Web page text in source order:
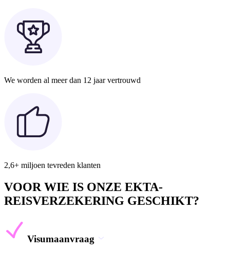
We worden al meer dan 12 jaar vertrouwd
2,6+ miljoen tevreden klanten
VOOR WIE IS ONZE EKTA-
REISVERZEKERING GESCHIKT?
Visumaanvraag